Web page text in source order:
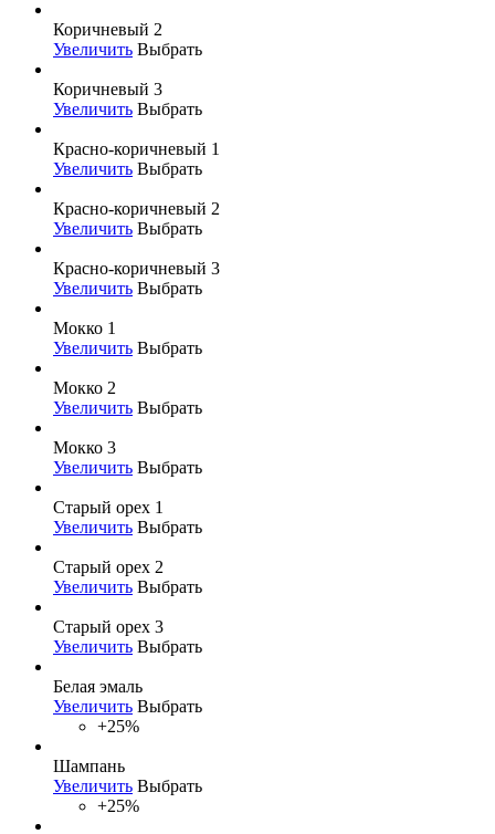
Коричневый 2
Увеличить Выбрать
Коричневый 3
Увеличить Выбрать
Красно-коричневый 1
Увеличить Выбрать
Красно-коричневый 2
Увеличить Выбрать
Красно-коричневый 3
Увеличить Выбрать
Мокко 1
Увеличить Выбрать
Мокко 2
Увеличить Выбрать
Мокко 3
Увеличить Выбрать
Старый орех 1
Увеличить Выбрать
Старый орех 2
Увеличить Выбрать
Старый орех 3
Увеличить Выбрать
Белая эмаль
Увеличить Выбрать
+25%
Шампань
Увеличить Выбрать
+25%